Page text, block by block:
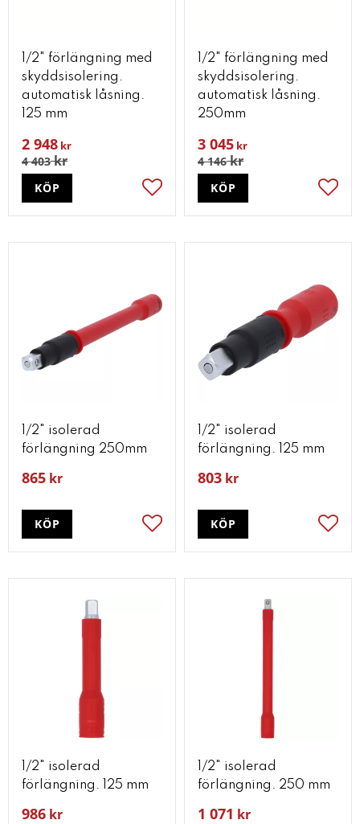
1/2" förlängning med
skyddsisolering.
automatisk låsning.
125 mm
2 948 kr
4 403kr
Lägg till i favoriter
KÖP
1/2" förlängning med
skyddsisolering.
automatisk låsning.
250mm
3 045 kr
4 146kr
KÖP
1/2" isolerad
förlängning 250mm
865 kr
Lägg till i favoriter
KÖP
1/2" isolerad
förlängning. 125 mm
803 kr
KÖP
1/2" isolerad
förlängning. 125 mm
986 kr
1/2" isolerad
förlängning. 250 mm
1 071 kr